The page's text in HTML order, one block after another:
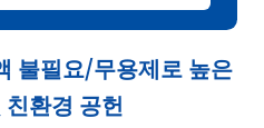
불필요/무용제로 높은
환경 공헌